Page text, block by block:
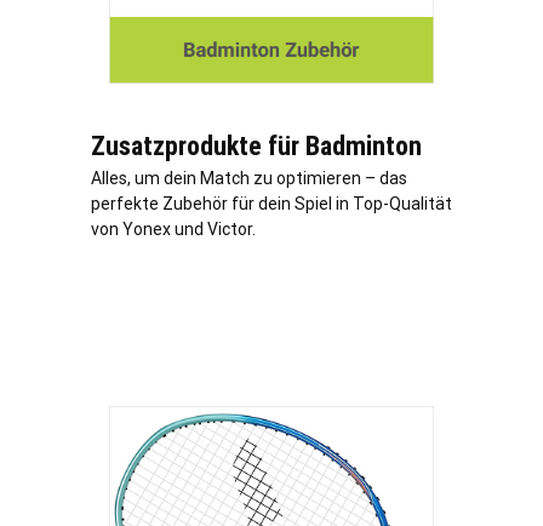
Zusatzprodukte für Badminton
Alles, um dein Match zu optimieren – das
perfekte Zubehör für dein Spiel in Top-Qualität
von Yonex und Victor.